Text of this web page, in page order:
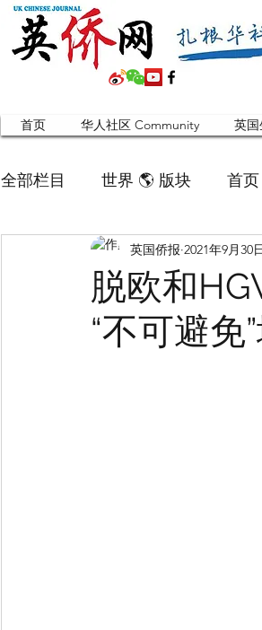
首页 华人社区 Community 英
全部栏目 世界 🌎 版块 首
英国脱宅指南 Time out 英
寻找组织 Friends 华人专
脱欧和
“不可避免
英国侨报 2021年9月30